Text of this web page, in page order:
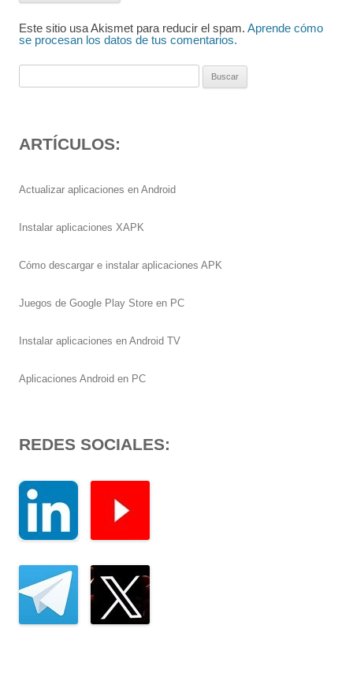
Este sitio usa Akismet para reducir el spam. Aprende cómo
se procesan los datos de tus comentarios.
ARTÍCULOS:
Actualizar aplicaciones en Android
Instalar aplicaciones XAPK
Cómo descargar e instalar aplicaciones APK
Juegos de Google Play Store en PC
Instalar aplicaciones en Android TV
Aplicaciones Android en PC
REDES SOCIALES: